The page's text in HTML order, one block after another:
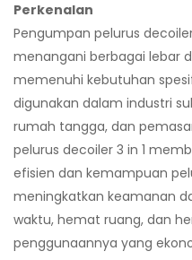
Perkenalan
Pengumpan pelurus
menangani berbagai lebar
memenuhi kebutuhan
digunakan dalam industri
rumah tangga, dan
pelurus decoiler 3 in 1
efisien dan kemampuan
meningkatkan keamanan
waktu, hemat ruang, dan
penggunaannya yang